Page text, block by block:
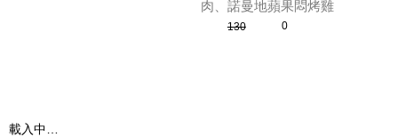
肉、諾曼地蘋果悶烤雞
130 0
載入中…